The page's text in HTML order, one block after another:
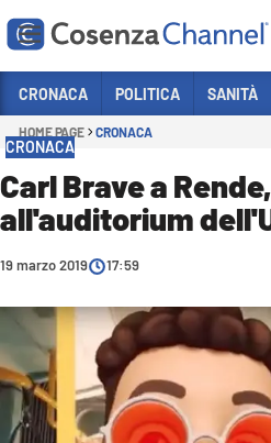
Sezioni
POLITICA
ITALIA MONDO
SANITÀ
SPORT
CRONACA POLITICA SANITÀ
HOME PAGE CRONACA
CRONACA
Carl Brave a
all'auditorium
19 marzo 2019 17:59